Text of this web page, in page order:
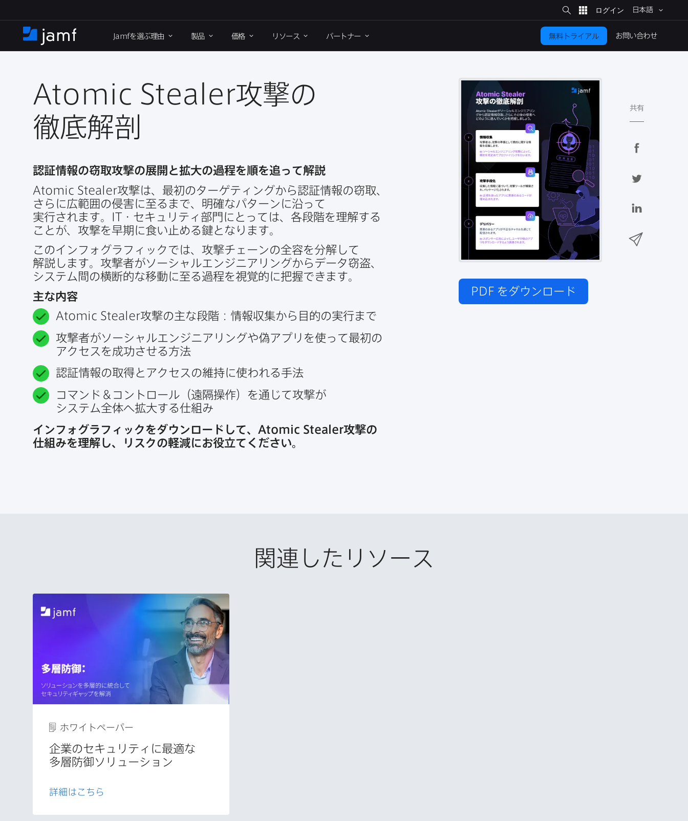
イ
ン
に
移
サ
イ
ト
検
索
日本語
ホ
ー
Jamfを​選ぶ理由 製品 価格 リソース パートナー 無料トライアル お問い​合わせ
Atomic Stealer攻撃の​
徹底解剖
PDF をダウンロード
認証情報の​窃取攻撃の​展開と​拡大の​過程を​順を​追って​解説
Atomic Stealer攻撃は、​最初の​ターゲティングから​認証情報の​窃取、​
さらに​広範囲の​侵害に​至るまで、​明確な​パターンに​沿って​
実行されます。 IT ・セキュリティ部門に​とっては、​各段階を​理解する​
ことが、​攻撃を​早期に​食い​止める​鍵と​なります。
この​インフォグラフィックでは、​攻撃チェーンの​全容を​分解して​
解説します。​攻撃者が​ソーシャルエンジニアリングから​データ窃盗、​
システム間の​横断的な​移動に​至る​過程を​視覚的に​把握できます。
主な​内容
Atomic Stealer攻撃の​主な​段階：情報収集から​目的の​実行まで
攻撃者が​ソーシャルエンジニアリングや​偽アプリを​使って​最初の​
アクセスを​成功させる​方​法
認証情報の​取得と​アクセスの​維持に​使われる​手法
コマンド＆コントロール​（遠隔操作）を​通じて​攻撃が​
システム全体​へ​拡大する​仕組み
インフォグラフィックを​ダウンロードして、 Atomic Stealer攻撃の​
仕組みを​理解し、​リスクの​軽減に​お役立てください。
共有
関連したリソース
ホワイトペーパー
企業の​セキュリティに​最適な​
多層防御ソリューション
詳細は​こちら